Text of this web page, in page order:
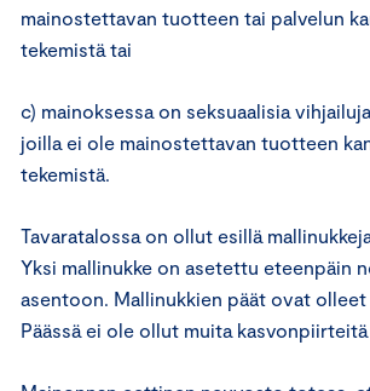
mainostettavan tuotteen tai palvelun
tekemistä tai
c) mainoksessa on seksuaalisia
joilla ei ole mainostettavan tuotteen
tekemistä.
Tavaratalossa on ollut esillä
Yksi mallinukke on asetettu eteenpäin
asentoon. Mallinukkien päät ovat
Päässä ei ole ollut muita